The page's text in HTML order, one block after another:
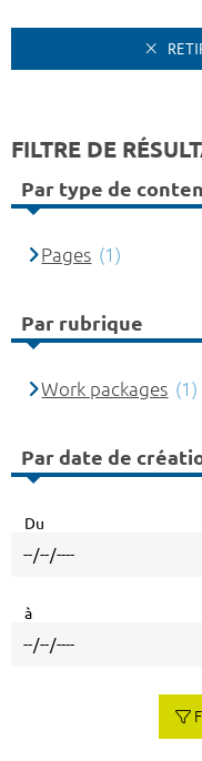
FILTRE DE
Par type de
Pages (1)
Par rubrique
Work packages (1)
Par date de
Du
à